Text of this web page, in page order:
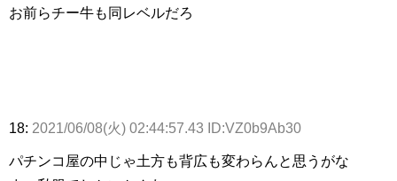
お前らチー牛も同レベルだろ
18: 2021/06/08(火) 02:44:57.43 ID:VZ0b9Ab30
パチンコ屋の中じゃ土方も背広も変わらんと思うがな